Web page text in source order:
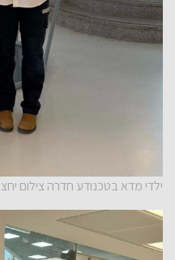
ילדי מדא בטכנודע חדרה צילום יחצ